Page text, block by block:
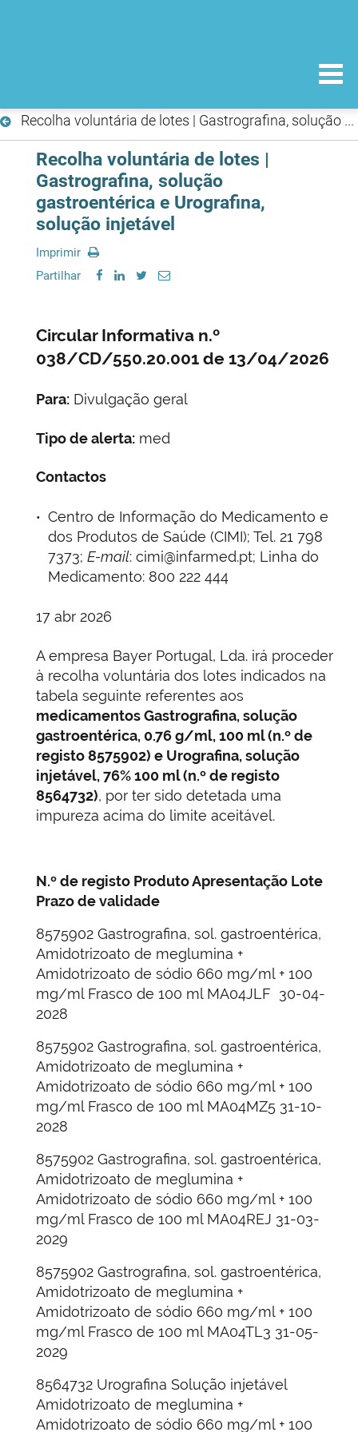
Recolha voluntária de lotes | Gastrografina, solução gastroentérica e Urografina, solução injetável
Recolha voluntária de lotes |
Gastrografina, solução
gastroentérica e Urografina,
solução injetável
Imprimir
Partilhar
Circular Informativa n.º
038/CD/550.20.001 de 13/04/2026
Para: Divulgação geral
Tipo de alerta: med
Contactos
Centro de Informação do Medicamento e
dos Produtos de Saúde (CIMI); Tel. 21 798
7373; E-mail: cimi@infarmed.pt; Linha do
Medicamento: 800 222 444
17 abr 2026
A empresa Bayer Portugal, Lda. irá proceder
à recolha voluntária dos lotes indicados na
tabela seguinte referentes aos
medicamentos Gastrografina, solução
gastroentérica, 0.76 g/ml, 100 ml (n.º de
registo 8575902) e Urografina, solução
injetável, 76% 100 ml (n.º de registo
8564732), por ter sido detetada uma
impureza acima do limite aceitável.
N.º de registo ProdutoApresentação Lote
Prazo de validade
8575902 Gastrografina, sol. gastroentérica,
Amidotrizoato de meglumina +
Amidotrizoato de sódio 660 mg/ml + 100
mg/ml Frasco de 100 ml MA04JLF 30-04-
2028
8575902 Gastrografina, sol. gastroentérica,
Amidotrizoato de meglumina +
Amidotrizoato de sódio 660 mg/ml + 100
mg/ml Frasco de 100 ml MA04MZ5 31-10-
2028
8575902 Gastrografina, sol. gastroentérica,
Amidotrizoato de meglumina +
Amidotrizoato de sódio 660 mg/ml + 100
mg/ml Frasco de 100 ml MA04REJ 31-03-
2029
8575902 Gastrografina, sol. gastroentérica,
Amidotrizoato de meglumina +
Amidotrizoato de sódio 660 mg/ml + 100
mg/ml Frasco de 100 ml MA04TL3 31-05-
2029
8564732 Urografina Solução injetável
Amidotrizoato de meglumina +
Amidotrizoato de sódio 660 mg/ml + 100